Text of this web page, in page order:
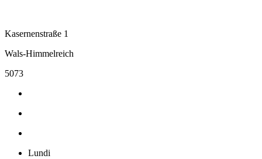
Kasernenstraße 1
Wals-Himmelreich
5073
Lundi